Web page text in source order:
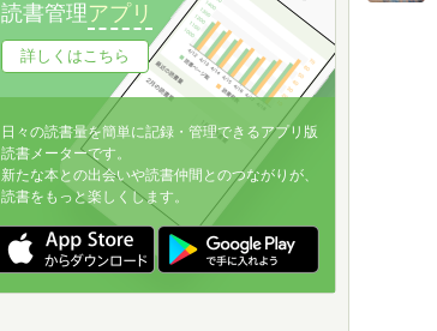
読書管理アプリ
詳しくはこちら
日々の読書量を簡単に記録・管理できるアプリ版
読書メーターです。
新たな本との出会いや読書仲間とのつながりが、
読書をもっと楽しくします。